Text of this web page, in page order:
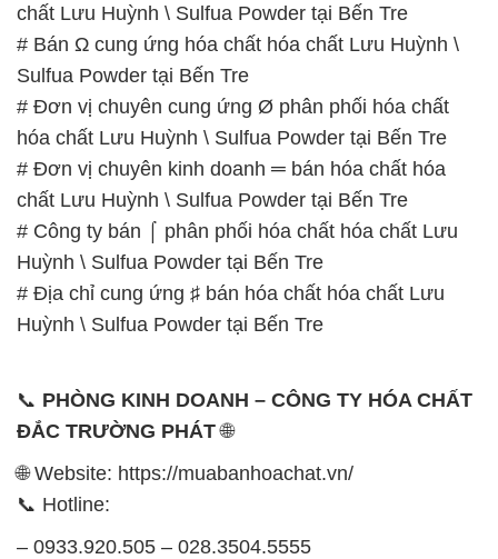
chất Lưu Huỳnh \ Sulfua Powder tại Bến Tre
# Bán Ω cung ứng hóa chất hóa chất Lưu Huỳnh \
Sulfua Powder tại Bến Tre
# Đơn vị chuyên cung ứng Ø phân phối hóa chất
hóa chất Lưu Huỳnh \ Sulfua Powder tại Bến Tre
# Đơn vị chuyên kinh doanh ═ bán hóa chất hóa
chất Lưu Huỳnh \ Sulfua Powder tại Bến Tre
# Công ty bán ⌠ phân phối hóa chất hóa chất Lưu
Huỳnh \ Sulfua Powder tại Bến Tre
# Địa chỉ cung ứng ♯ bán hóa chất hóa chất Lưu
Huỳnh \ Sulfua Powder tại Bến Tre
📞 PHÒNG KINH DOANH – CÔNG TY HÓA CHẤT
ĐẮC TRƯỜNG PHÁT🌐
🌐 Website: https://muabanhoachat.vn/
📞 Hotline:
– 0933.920.505 – 028.3504.5555